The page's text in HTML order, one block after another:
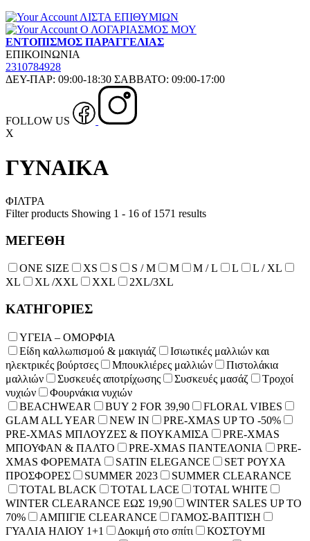
ΛΙΣΤΑ ΕΠΙΘΥΜΙΩΝ
Ο ΛΟΓΑΡΙΑΣΜΟΣ ΜΟΥ
ΕΝΤΟΠΙΣΜΟΣ ΠΑΡΑΓΓΕΛΙΑΣ
ΕΠΙΚΟΙΝΩΝΙΑ
2310784928
ΔΕΥ-ΠΑΡ: 09:00-18:30 ΣΑΒΒΑΤΟ: 09:00-17:00
FOLLOW US
X
ΓΥΝΑΙΚΑ
ΦΙΛΤΡΑ
Filter products Showing 1 - 16 of 1571 results
ΜΕΓΕΘΗ
ONE SIZE XS S S / M Μ M / L L
L / XL
XL
XL /XXL XXL 2XL/3XL
ΚΑΤΗΓΟΡΙΕΣ
ΥΓΕΙΑ – ΟΜΟΡΦΙΑ
Είδη καλλωπισμού & μακιγιάζ
Ισιωτικές μαλλιών και
ηλεκτρικές βούρτσες
Μπουκλιέρες μαλλιών
Πιστολάκια
μαλλιών
Συσκευές αποτρίχωσης Συσκευές μασάζ
Τροχοί
νυχιών
Φουρνάκια νυχιών
BEACHWEAR
BUY 2 FOR 39,90
FLORAL VIBES
GLAM ALL YEAR
NEW IN
PRE-XMAS UP TO -50%
PRE-XMAS ΜΠΛΟΥΖΕΣ & ΠΟΥΚΑΜΙΣΑ
PRE-XMAS
ΜΠΟΥΦΑΝ & ΠΑΛΤΟ
PRE-XMAS ΠΑΝΤΕΛΟΝΙΑ
PRE-
XMAS ΦΟΡΕΜΑΤΑ
SATIN ELEGANCE
SET ΡΟΥΧΑ
ΠΡΟΣΦΟΡΕΣ
SUMMER 2023
SUMMER CLEARANCE
TOTAL BLACK
TOTAL LACE
TOTAL WHITE
WINTER CLEARANCE ΕΩΣ 19,90
WINTER SALES UP TO
70%
ΑΜΠΙΓΙΕ CLEARANCE
ΓΑΜΟΣ-ΒΑΠΤΙΣΗ
ΓΥΑΛΙΑ ΗΛΙΟΥ 1+1
Δοκιμή στο σπίτι
ΚΟΣΤΟΥΜΙ